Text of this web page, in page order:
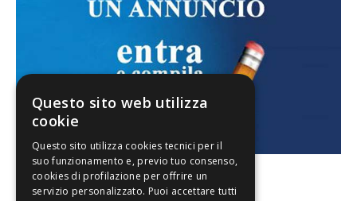
Questo sito web utilizza
cookie